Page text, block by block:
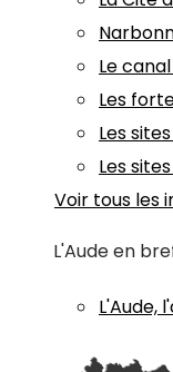
Le
Les
Les
Les
Voir tous les
L'Aude en
L'Aude,